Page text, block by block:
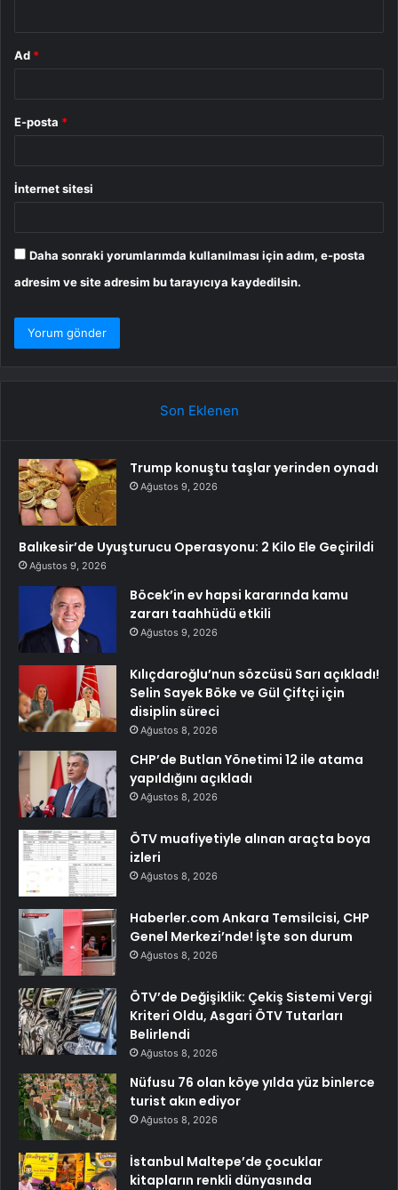
Ad *
E-posta *
İnternet sitesi
Daha sonraki yorumlarımda kullanılması için adım, e-posta
adresim ve site adresim bu tarayıcıya kaydedilsin.
Son Eklenen
Trump konuştu taşlar yerinden oynadı
Ağustos 9, 2026
Balıkesir’de Uyuşturucu Operasyonu: 2 Kilo Ele Geçirildi
Ağustos 9, 2026
Böcek’in ev hapsi kararında kamu
zararı taahhüdü etkili
Ağustos 9, 2026
Kılıçdaroğlu’nun sözcüsü Sarı açıkladı!
Selin Sayek Böke ve Gül Çiftçi için
disiplin süreci
Ağustos 8, 2026
CHP’de Butlan Yönetimi 12 ile atama
yapıldığını açıkladı
Ağustos 8, 2026
ÖTV muafiyetiyle alınan araçta boya
izleri
Ağustos 8, 2026
Haberler.com Ankara Temsilcisi, CHP
Genel Merkezi’nde! İşte son durum
Ağustos 8, 2026
ÖTV’de Değişiklik: Çekiş Sistemi Vergi
Kriteri Oldu, Asgari ÖTV Tutarları
Belirlendi
Ağustos 8, 2026
Nüfusu 76 olan köye yılda yüz binlerce
turist akın ediyor
Ağustos 8, 2026
İstanbul Maltepe’de çocuklar
kitapların renkli dünyasında